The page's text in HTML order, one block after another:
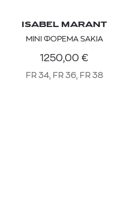
ISABEL MARANT
ΜΙΝΙ ΦΟΡΕΜΑ SAKIA
1250,00 €
FR 34, FR 36, FR 38